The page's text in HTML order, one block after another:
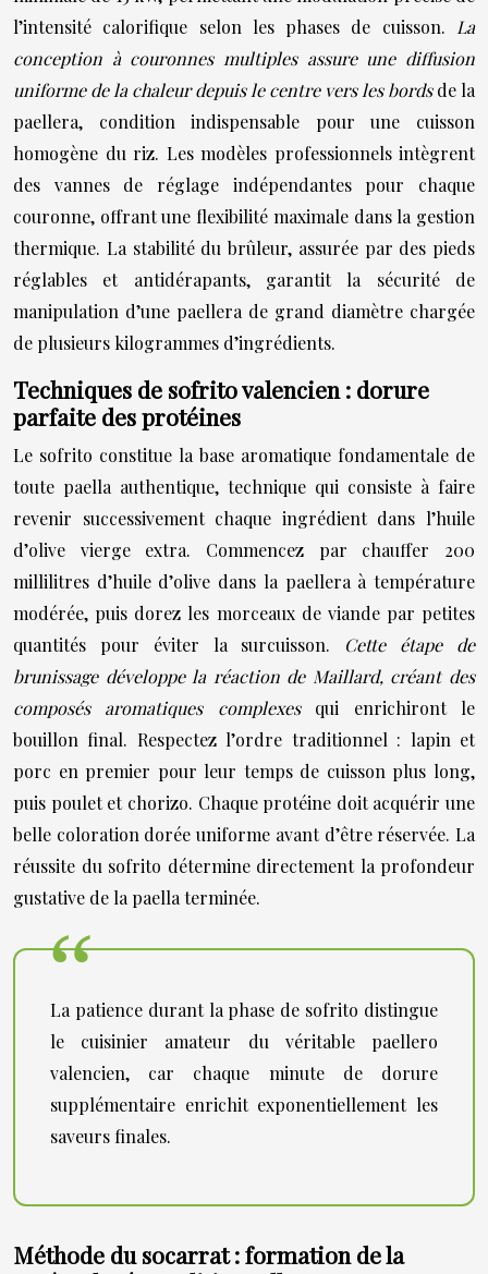
l’intensité calorifique selon les phases de cuisson. La
conception à couronnes multiples assure une diffusion
uniforme de la chaleur depuis le centre vers les bordsde la
paellera, condition indispensable pour une cuisson
homogène du riz. Les modèles professionnels intègrent
des vannes de réglage indépendantes pour chaque
couronne, offrant une flexibilité maximale dans la gestion
thermique. La stabilité du brûleur, assurée par des pieds
réglables et antidérapants, garantit la sécurité de
manipulation d’une paellera de grand diamètre chargée
de plusieurs kilogrammes d’ingrédients.
Techniques de sofrito valencien : dorure
parfaite des protéines
Le sofrito constitue la base aromatique fondamentale de
toute paella authentique, technique qui consiste à faire
revenir successivement chaque ingrédient dans l’huile
d’olive vierge extra. Commencez par chauffer 200
millilitres d’huile d’olive dans la paellera à température
modérée, puis dorez les morceaux de viande par petites
quantités pour éviter la surcuisson. Cette étape de
brunissage développe la réaction de Maillard, créant des
composés aromatiques complexes qui enrichiront le
bouillon final. Respectez l’ordre traditionnel : lapin et
porc en premier pour leur temps de cuisson plus long,
puis poulet et chorizo. Chaque protéine doit acquérir une
belle coloration dorée uniforme avant d’être réservée. La
réussite du sofrito détermine directement la profondeur
gustative de la paella terminée.
La patience durant la phase de sofrito distingue
le cuisinier amateur du véritable paellero
valencien, car chaque minute de dorure
supplémentaire enrichit exponentiellement les
saveurs finales.
Méthode du socarrat : formation de la